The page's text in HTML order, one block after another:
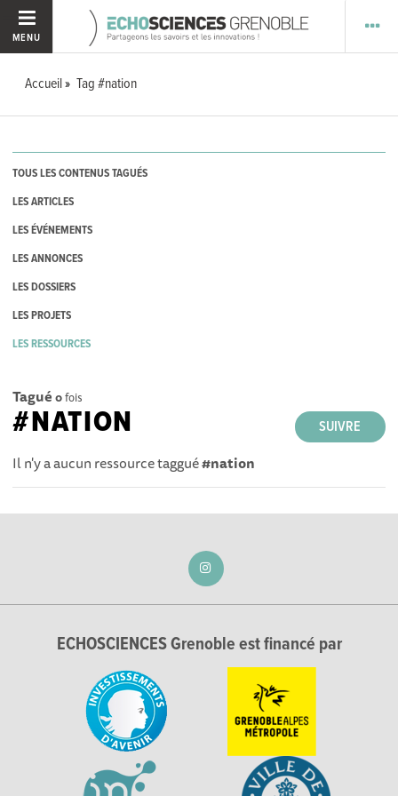
MENU
Accueil Tag #nation
TOUS LES CONTENUS TAGUÉS
LES ARTICLES
LES ÉVÉNEMENTS
LES ANNONCES
LES DOSSIERS
LES PROJETS
LES RESSOURCES
Tagué 0fois
SUIVRE
#NATION
Il n'y a aucun ressource taggué#nation
ECHOSCIENCES Grenoble est financé par